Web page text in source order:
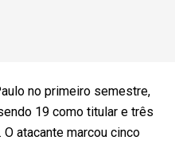
no primeiro semestre,
19 como titular e três
atacante marcou cinco